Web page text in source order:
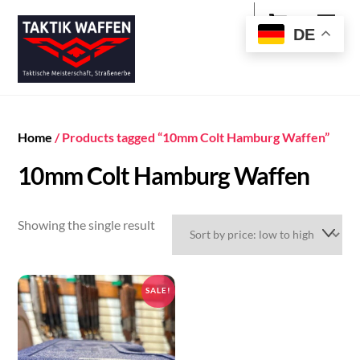
content
Cart
Home / Products tagged “10mm Colt Hamburg Waffen”
10mm Colt Hamburg Waffen
Showing the single result
SALE!
DE